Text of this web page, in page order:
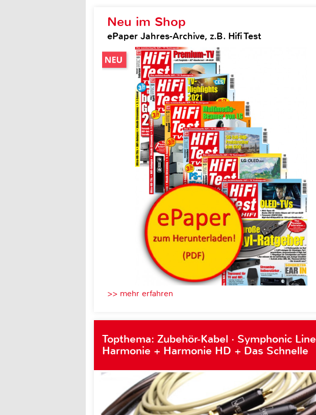
Neu im Shop
ePaper Jahres-Archive, z.B. Hifi Test
>> mehr erfahren
Topthema: Zubehör-Kabel · Symphonic Line
Harmonie + Harmonie HD + Das Schnelle